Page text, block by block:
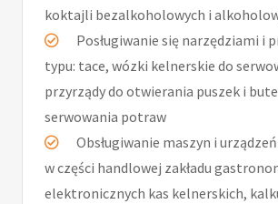
koktajli bezalkoholowych i
Posługiwanie się narzędziami i
typu: tace, wózki kelnerskie do
przyrządy do otwierania puszek i
serwowania potraw
Obsługiwanie maszyn i
w części handlowej zakładu
elektronicznych kas kelnerskich,